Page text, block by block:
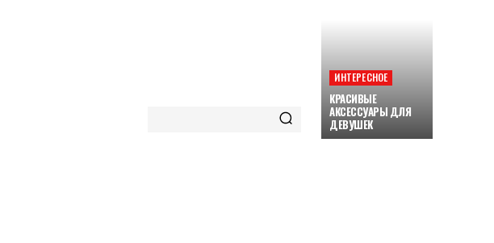
ИНТЕРЕСНОЕ
КРАСИВЫЕ
АКСЕССУАРЫ ДЛЯ
ДЕВУШЕК